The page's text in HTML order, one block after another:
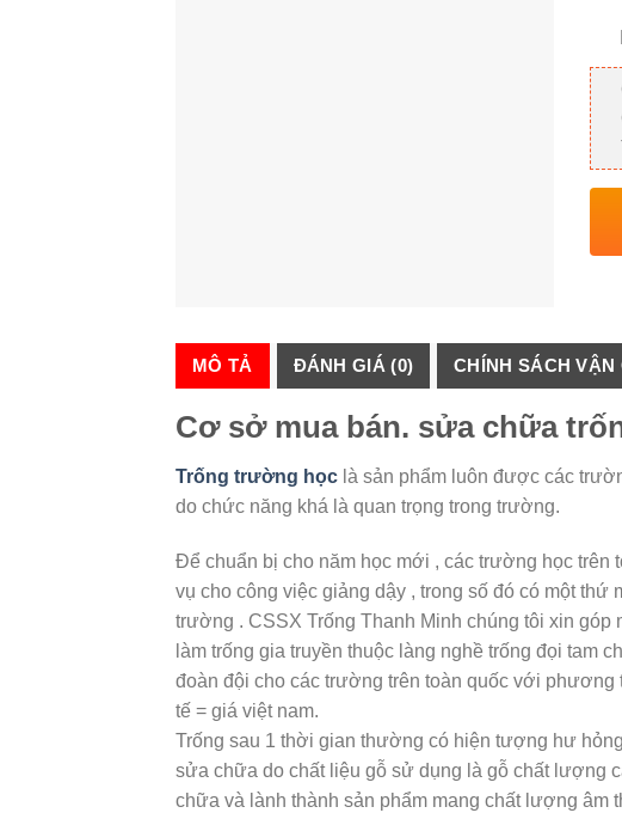
MÔ TẢ ĐÁNH GIÁ (0) CHÍNH SÁCH VẬN
Cơ sở mua bán. sửa chữa
Trống trường học là sản phẩm luôn được các
do chức năng khá là quan trọng trong trường.
Để chuẩn bị cho năm học mới , các trường học trên
vụ cho công việc giảng dậy , trong số đó có một
trường . CSSX Trống Thanh Minh chúng tôi xin
làm trống gia truyền thuộc làng nghề trống đọi tam
đoàn đội cho các trường trên toàn quốc với
tế = giá việt nam.
Trống sau 1 thời gian thường có hiện tượng hư
sửa chữa do chất liệu gỗ sử dụng là gỗ chất lượng
chữa và lành thành sản phẩm mang chất lượng âm